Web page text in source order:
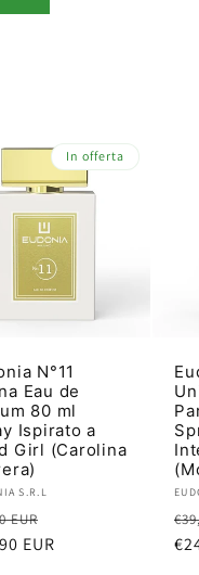
In offerta
N°11
Eau de
80 ml
Ispirato a
Girl (Carolina
S.R.L
EUR
scontato
EUR
di